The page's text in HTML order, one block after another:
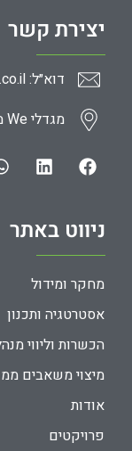
ניווט באתר
מחקר ומידול
אסטרטגיה ותכנון
הכשרות וליווי
מיצוי משאבים
אודות
פרויקטים
יצירת קשר
דוא״ל: office@dnaidea.co.il
מגדלי We מנחם בגין 150, תל אביב יפו